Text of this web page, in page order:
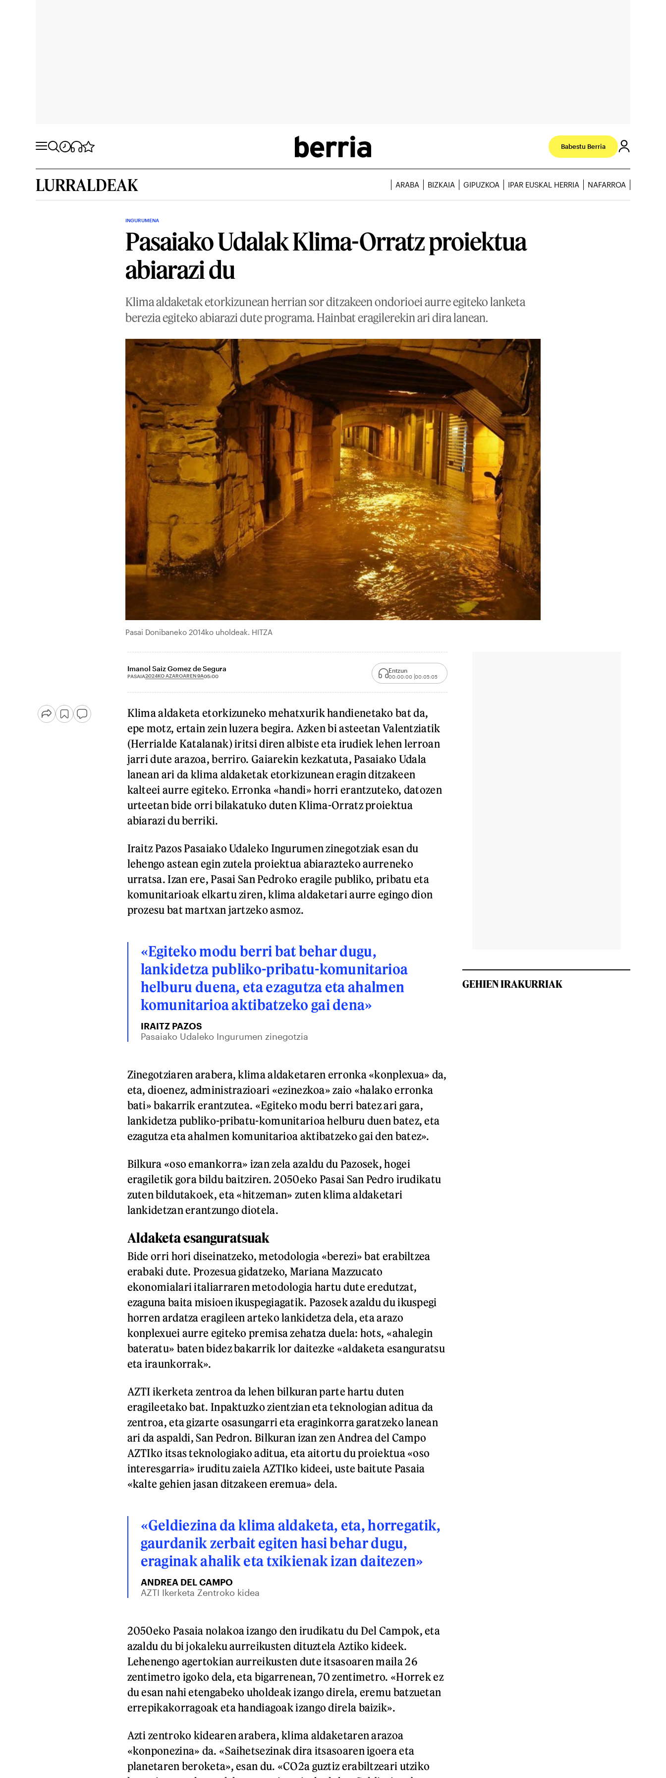
Babestu Berria
LURRALDEAK ARABA BIZKAIA GIPUZKOA IPAR EUSKAL HERRIA NAFARROA
INGURUMENA
Pasaiako Udalak Klima-Orratz proiektua
abiarazi du
Klima aldaketak etorkizunean herrian sor ditzakeen ondorioei aurre egiteko lanketa
berezia egiteko abiarazi dute programa. Hainbat eragilerekin ari dira lanean.
Pasai Donibaneko 2014ko uholdeak. HITZA
Imanol Saiz Gomez de Segura
PASAIA2024KO AZAROAREN 9A05:00
Entzun
00:00:00 00:05:05
Klima aldaketa etorkizuneko mehatxurik handienetako bat da,
epe motz, ertain zein luzera begira. Azken bi asteetan Valentziatik
(Herrialde Katalanak) iritsi diren albiste eta irudiek lehen lerroan
jarri dute arazoa, berriro. Gaiarekin kezkatuta, Pasaiako Udala
lanean ari da klima aldaketak etorkizunean eragin ditzakeen
kalteei aurre egiteko. Erronka «handi» horri erantzuteko, datozen
urteetan bide orri bilakatuko duten Klima-Orratz proiektua
abiarazi du berriki.
Iraitz Pazos Pasaiako Udaleko Ingurumen zinegotziak esan du
lehengo astean egin zutela proiektua abiarazteko aurreneko
urratsa. Izan ere, Pasai San Pedroko eragile publiko, pribatu eta
komunitarioak elkartu ziren, klima aldaketari aurre egingo dion
prozesu bat martxan jartzeko asmoz.
«Egiteko modu berri bat behar dugu,
lankidetza publiko-pribatu-komunitarioa
helburu duena, eta ezagutza eta ahalmen
komunitarioa aktibatzeko gai dena»
IRAITZ PAZOS
Pasaiako Udaleko Ingurumen zinegotzia
Zinegotziaren arabera, klima aldaketaren erronka «konplexua» da,
eta, dioenez, administrazioari «ezinezkoa» zaio «halako erronka
bati» bakarrik erantzutea. «Egiteko modu berri batez ari gara,
lankidetza publiko-pribatu-komunitarioa helburu duen batez, eta
ezagutza eta ahalmen komunitarioa aktibatzeko gai den batez».
Bilkura «oso emankorra» izan zela azaldu du Pazosek, hogei
eragiletik gora bildu baitziren. 2050eko Pasai San Pedro irudikatu
zuten bildutakoek, eta «hitzeman» zuten klima aldaketari
lankidetzan erantzungo diotela.
Aldaketa esanguratsuak
Bide orri hori diseinatzeko, metodologia «berezi» bat erabiltzea
erabaki dute. Prozesua gidatzeko, Mariana Mazzucato
ekonomialari italiarraren metodologia hartu dute eredutzat,
ezaguna baita misioen ikuspegiagatik. Pazosek azaldu du ikuspegi
horren ardatza eragileen arteko lankidetza dela, eta arazo
konplexuei aurre egiteko premisa zehatza duela: hots, «ahalegin
bateratu» baten bidez bakarrik lor daitezke «aldaketa esanguratsu
eta iraunkorrak».
AZTI ikerketa zentroa da lehen bilkuran parte hartu duten
eragileetako bat. Inpaktuzko zientzian eta teknologian aditua da
zentroa, eta gizarte osasungarri eta eraginkorra garatzeko lanean
ari da aspaldi, San Pedron. Bilkuran izan zen Andrea del Campo
AZTIko itsas teknologiako aditua, eta aitortu du proiektua «oso
interesgarria» iruditu zaiela AZTIko kideei, uste baitute Pasaia
«kalte gehien jasan ditzakeen eremua» dela.
«Geldiezina da klima aldaketa, eta, horregatik,
gaurdanik zerbait egiten hasi behar dugu,
eraginak ahalik eta txikienak izan daitezen»
ANDREA DEL CAMPO
AZTI Ikerketa Zentroko kidea
2050eko Pasaia nolakoa izango den irudikatu du Del Campok, eta
azaldu du bi jokaleku aurreikusten dituztela Aztiko kideek.
Lehenengo agertokian aurreikusten dute itsasoaren maila 26
zentimetro igoko dela, eta bigarrenean, 70 zentimetro. «Horrek ez
du esan nahi etengabeko uholdeak izango direla, eremu batzuetan
errepikakorragoak eta handiagoak izango direla baizik».
Azti zentroko kidearen arabera, klima aldaketaren arazoa
«konponezina» da. «Saihetsezinak dira itsasoaren igoera eta
planetaren beroketa», esan du. «CO2a guztiz erabiltzeari utziko
GEHIEN IRAKURRIAK